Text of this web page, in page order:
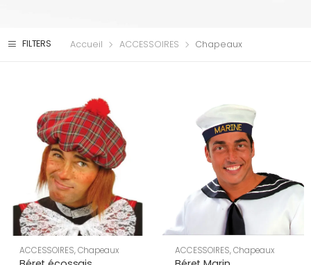
FILTERS Accueil ACCESSOIRES Chapeaux
ACCESSOIRES,Chapeaux ACCESSOIRES,Chapeaux